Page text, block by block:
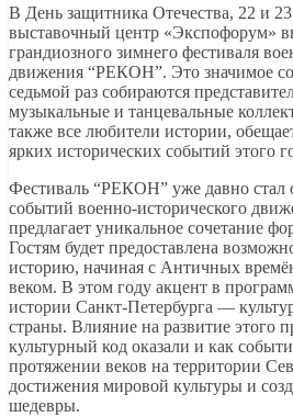
В День защитника Отечества, 22 и
выставочный центр «Экспофорум»
грандиозного зимнего фестиваля
движения “РЕКОН”. Это значимое
седьмой раз собираются
музыкальные и танцевальные
также все любители истории,
ярких исторических событий этого
Фестиваль “РЕКОН” уже давно
событий военно-исторического
предлагает уникальное сочетание
Гостям будет предоставлена
историю, начиная с Античных
веком. В этом году акцент в
истории Санкт-Петербурга —
страны. Влияние на развитие этого
культурный код оказали и как
протяжении веков на территории
достижения мировой культуры и
шедевры.